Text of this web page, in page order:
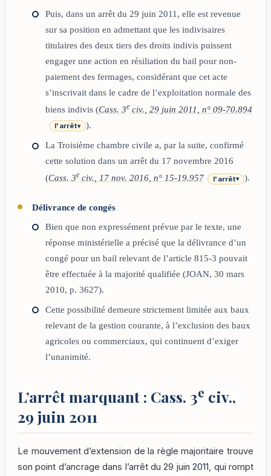
Puis, dans un arrêt du 29 juin 2011, elle est revenue
sur sa position en admettant que les indivisaires
titulaires des deux tiers des droits indivis puissent
engager une action en résiliation du bail pour non-
paiement des fermages, considérant que cet acte
s’inscrivait dans le cadre de l’exploitation normale des
biens indivis (Cass. 3e civ., 29 juin 2011, n° 09-70.894
l'arrêt▾ ).
La Troisième chambre civile a, par la suite, confirmé
cette solution dans un arrêt du 17 novembre 2016
(Cass. 3e civ., 17 nov. 2016, n° 15-19.957 l'arrêt▾ ).
Délivrance de congés
Bien que non expressément prévue par le texte, une
réponse ministérielle a précisé que la délivrance d’un
congé pour un bail relevant de l’article 815-3 pouvait
être effectuée à la majorité qualifiée (JOAN, 30 mars
2010, p. 3627).
Cette possibilité demeure strictement limitée aux baux
relevant de la gestion courante, à l’exclusion des baux
agricoles ou commerciaux, qui continuent d’exiger
l’unanimité.
L’arrêt marquant : Cass. 3e civ.,
29 juin 2011
Le mouvement d’extension de la règle majoritaire trouve
son point d’ancrage dans l’arrêt du 29 juin 2011, qui rompt